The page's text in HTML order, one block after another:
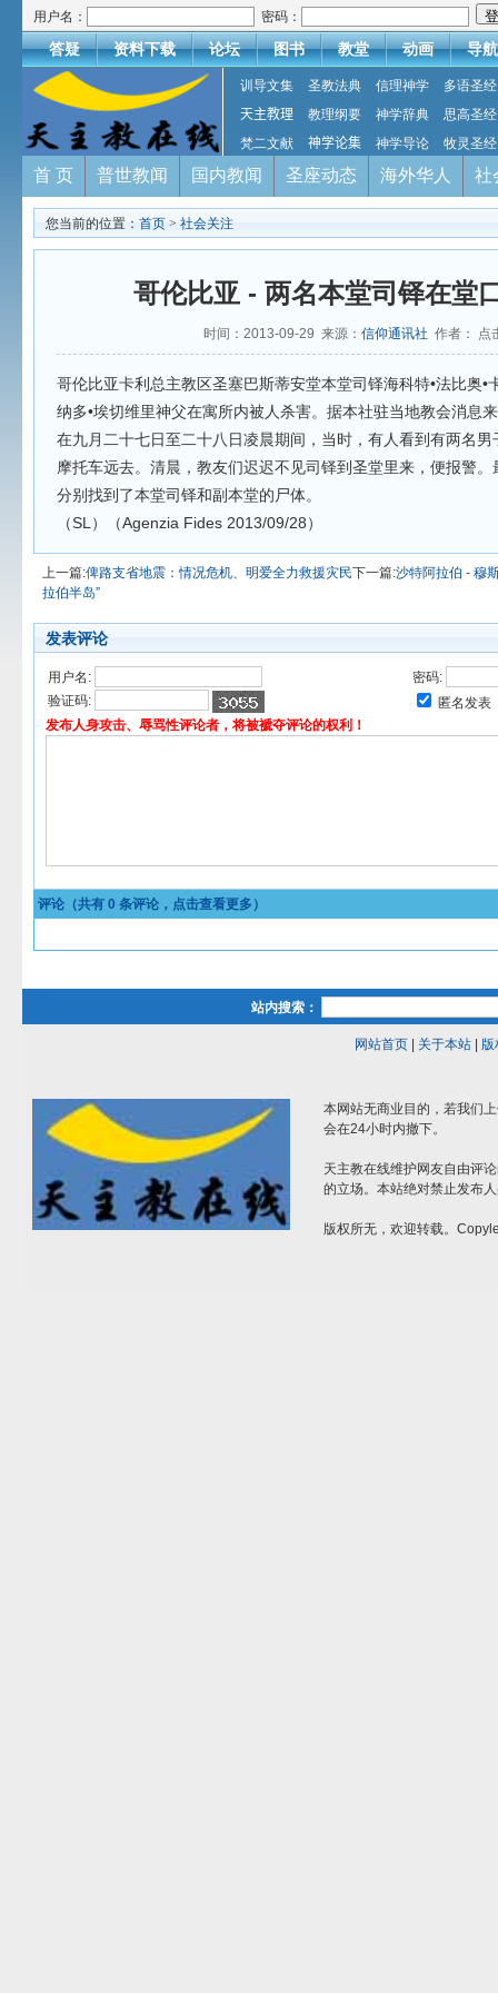
用户名： 密码：
答疑 资料下载 论坛 图书 教堂 动画 导航
训导文集 圣教法典 信理神学
多语圣经
天主教理
教理纲要 神学辞典
思高圣经
梵二文献
神学论集 神学导论 牧灵圣经
首 页 普世教闻 国内教闻 圣座动态 海外华人 社
您当前的位置： 首页 > 社会关注
哥伦比亚 - 两名本堂司铎在堂
时间：2013-09-29 来源： 信仰通讯社 作者： 点
哥伦比亚卡利总主教区圣塞巴斯蒂安堂本堂司铎海科特•法比奥•
纳多•埃切维里神父在寓所内被人杀害。据本社驻当地教会消息
在九月二十七日至二十八日凌晨期间，当时，有人看到有两名
摩托车远去。清晨，教友们迟迟不见司铎到圣堂里来，便报警
分别找到了本堂司铎和副本堂的尸体。
（SL）（Agenzia Fides 2013/09/28）
上一篇:俾路支省地震：情况危机、明爱全力救援灾民下一篇:沙特阿拉伯 - 穆
拉伯半岛”
发表评论
用户名:
密码:
验证码:
匿名发表
发布人身攻击、辱骂性评论者，将被褫夺评论的权利！
评论（共有 0 条评论，点击查看更多）
站内搜索：
网站首页| 关于本站| 版
本网站无商业目的，若我们
会在24小时内撤下。
天主教在线维护网友自由评
的立场。本站绝对禁止发布
版权所无，欢迎转载。